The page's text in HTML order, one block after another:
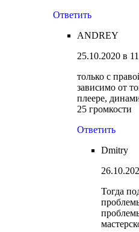
Ответить
ANDREY
25.10.2020 в
только с
зависимо от
плеере,
25 громкости
Ответить
Dmitry
Тогда